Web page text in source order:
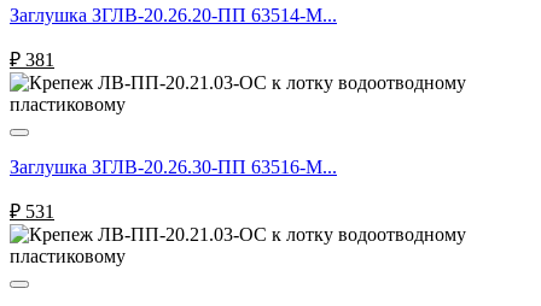
Заглушка ЗГЛВ-20.26.20-ПП 63514-М...
₽ 381
Заглушка ЗГЛВ-20.26.30-ПП 63516-М...
₽ 531